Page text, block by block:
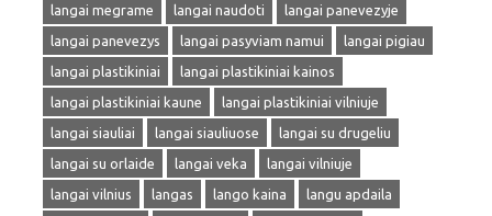
langai megrame
langai naudoti
langai panevezyje
langai panevezys
langai pasyviam namui
langai pigiau
langai plastikiniai
langai plastikiniai kainos
langai plastikiniai kaune
langai plastikiniai vilniuje
langai siauliai
langai siauliuose
langai su drugeliu
langai su orlaide
langai veka
langai vilniuje
langai vilnius
langas lango kaina
langu apdaila